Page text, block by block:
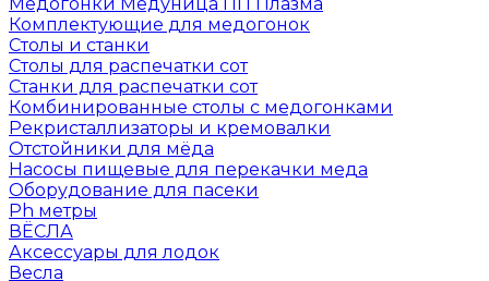
Комплектующие для медогонок
Столы и станки
Столы для распечатки сот
Станки для распечатки сот
Комбинированные столы с медогонками
Рекристаллизаторы и кремовалки
Отстойники для мёда
Насосы пищевые для перекачки меда
Оборудование для пасеки
Ph метры
ВЁСЛА
Аксессуары для лодок
Весла